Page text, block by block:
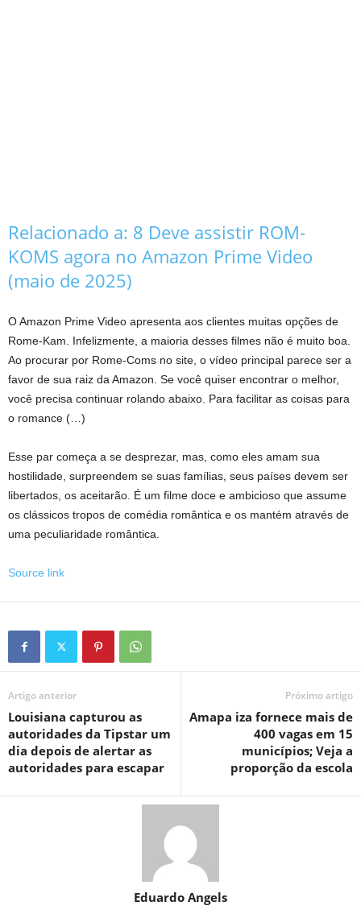
Relacionado a: 8 Deve assistir ROM-
KOMS agora no Amazon Prime Video
(maio de 2025)
O Amazon Prime Video apresenta aos clientes muitas opções de
Rome-Kam. Infelizmente, a maioria desses filmes não é muito boa.
Ao procurar por Rome-Coms no site, o vídeo principal parece ser a
favor de sua raiz da Amazon. Se você quiser encontrar o melhor,
você precisa continuar rolando abaixo. Para facilitar as coisas para
o romance (…)
Esse par começa a se desprezar, mas, como eles amam sua
hostilidade, surpreendem se suas famílias, seus países devem ser
libertados, os aceitarão. É um filme doce e ambicioso que assume
os clássicos tropos de comédia romântica e os mantém através de
uma peculiaridade romântica.
Source link
Artigo anterior
Louisiana capturou as
autoridades da Tipstar um
dia depois de alertar as
autoridades para escapar
Próximo artigo
Amapa iza fornece mais de
400 vagas em 15
municípios; Veja a
proporção da escola
Eduardo Angels